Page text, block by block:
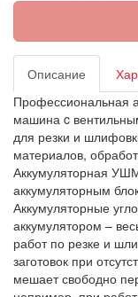
Описание
Профессиональная
машина c
для резки и
материалов,
Аккумуляторная
аккумуляторным
Аккумуляторные
аккумулятором –
работ по резке и
заготовок при
мешает свободно